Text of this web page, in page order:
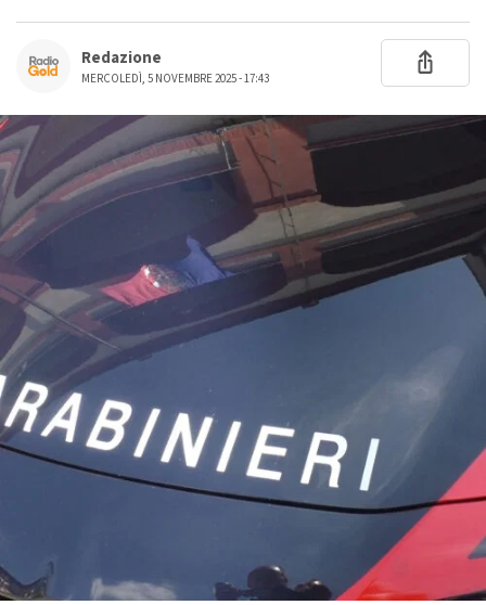
Redazione
MERCOLEDÌ, 5 NOVEMBRE 2025 - 17:43